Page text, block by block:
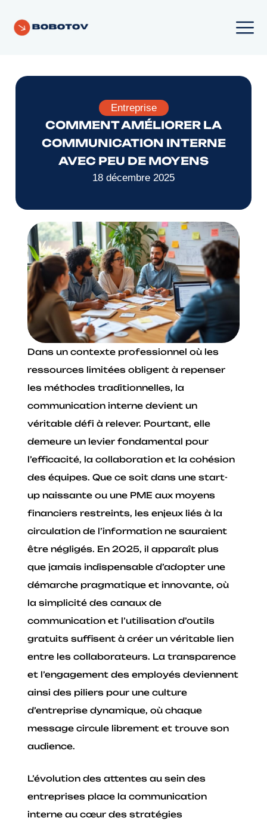
Entreprise
COMMENT AMÉLIORER LA
COMMUNICATION INTERNE
AVEC PEU DE MOYENS
18 décembre 2025
Dans un contexte professionnel où les
ressources limitées obligent à repenser
les méthodes traditionnelles, la
communication interne devient un
véritable défi à relever. Pourtant, elle
demeure un levier fondamental pour
l’efficacité, la collaboration et la cohésion
des équipes. Que ce soit dans une start-
up naissante ou une PME aux moyens
financiers restreints, les enjeux liés à la
circulation de l’information ne sauraient
être négligés. En 2025, il apparaît plus
que jamais indispensable d’adopter une
démarche pragmatique et innovante, où
la simplicité des canaux de
communication et l’utilisation d’outils
gratuits suffisent à créer un véritable lien
entre les collaborateurs. La transparence
et l’engagement des employés deviennent
ainsi des piliers pour une culture
d’entreprise dynamique, où chaque
message circule librement et trouve son
audience.
L’évolution des attentes au sein des
entreprises place la communication
interne au cœur des stratégies